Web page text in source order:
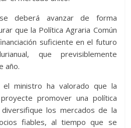
deberá avanzar de forma
que la Política Agraria Común
suficiente en el futuro
que previsiblemente
año.
el ministro ha valorado que la
promover una política
los mercados de la
fiables, al tiempo que se